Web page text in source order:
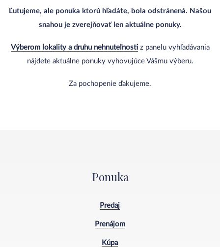
Ľutujeme, ale ponuka ktorú hľadáte, bola odstránená. Našou
snahou je zverejňovať len aktuálne ponuky.
Výberom lokality a druhu nehnuteľnostiz panelu vyhľadávania
nájdete aktuálne ponuky vyhovujúce Vášmu výberu.
Za pochopenie ďakujeme.
Ponuka
Predaj
Prenájom
Kúpa